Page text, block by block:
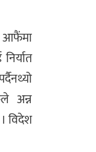
आफैंमा
अन्न
विदेश